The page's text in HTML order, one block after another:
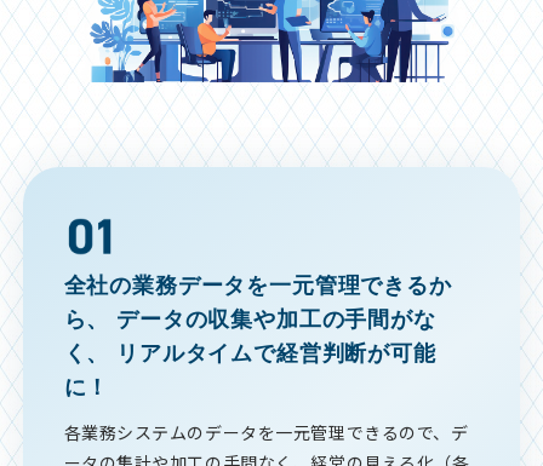
全社の業務データを一元管理できるか
ら、
データの収集や加工の手間がな
く、
リアルタイムで経営判断が可能
に！
各業務システムのデータを一元管理できるので、デ